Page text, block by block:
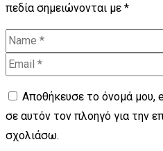
πεδία σημειώνονται με *
Αποθήκευσε το όνομά μου,
σε αυτόν τον πλοηγό για την
σχολιάσω.